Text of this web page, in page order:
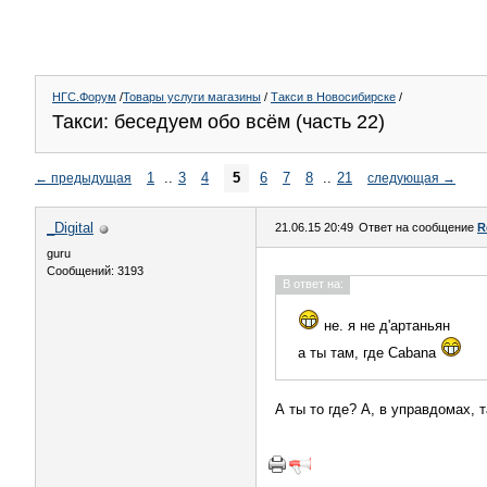
НГС.Форум /Товары услуги магазины / Такси в Новосибирске /
Такси: беседуем обо всём (часть 22)
← предыдущая 1 .. 3 4 5 6 7 8 .. 21 следующая →
_Digital
guru
Сообщений: 3193
21.06.15 20:49 Ответ на сообщение
В ответ на:
не. я не д'артаньян
а ты там, где Cabana
А ты то где? А, в управдомах,